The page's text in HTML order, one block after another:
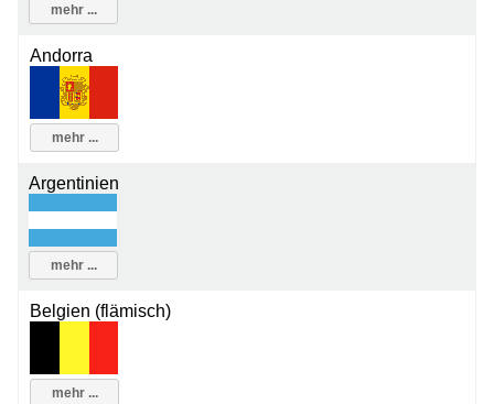
mehr ...
Andorra
mehr ...
Argentinien
mehr ...
Belgien (flämisch)
mehr ...